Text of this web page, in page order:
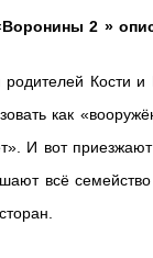
2 »
родителей Кости
как
И вот
всё